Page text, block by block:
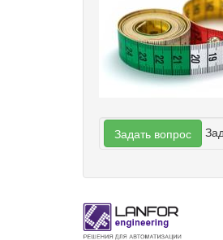
Задать вопрос